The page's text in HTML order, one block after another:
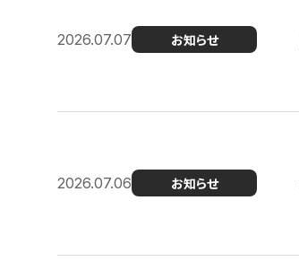
2026.07.07 お知らせ
2026.07.06 お知らせ